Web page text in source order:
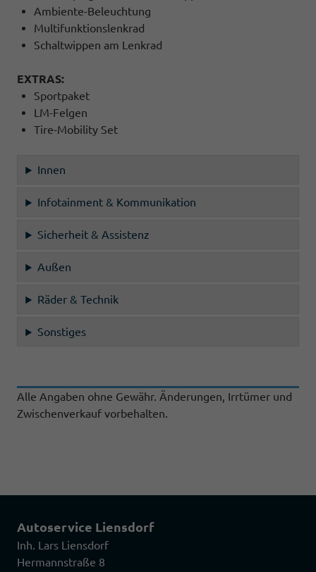
Ambiente-Beleuchtung
Multifunktionslenkrad
Schaltwippen am Lenkrad
EXTRAS:
Sportpaket
LM-Felgen
Tire-Mobility Set
Innen
Infotainment & Kommunikation
Sicherheit & Assistenz
Außen
Räder & Technik
Sonstiges
Alle Angaben ohne Gewähr. Änderungen, Irrtümer und
Zwischenverkauf vorbehalten.
Autoservice Liensdorf
Inh. Lars Liensdorf
Hermannstraße 8